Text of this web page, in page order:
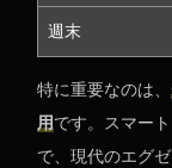
週末
特に重要なのは、
用です。スマー
で、現代のエグ